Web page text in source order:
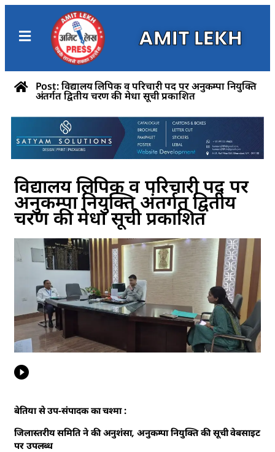
AMIT LEKH
Post: विद्यालय लिपिक व परिचारी पद पर अनुकम्पा नियुक्ति
अंतर्गत द्वितीय चरण की मेधा सूची प्रकाशित
विद्यालय लिपिक व परिचारी पद पर
अनुकम्पा नियुक्ति अंतर्गत द्वितीय
चरण की मेधा सूची प्रकाशित
बेतिया से उप-संपादक का चश्मा :
जिलास्तरीय समिति ने की अनुशंसा, अनुकम्पा नियुक्ति की सूची वेबसाइट
पर उपलब्ध